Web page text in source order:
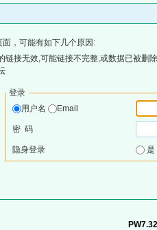
，可能有如下几个原因:
链接无效,可能链接不完整,或数据已被删
登录
用户名
Email
密 码
隐身登录